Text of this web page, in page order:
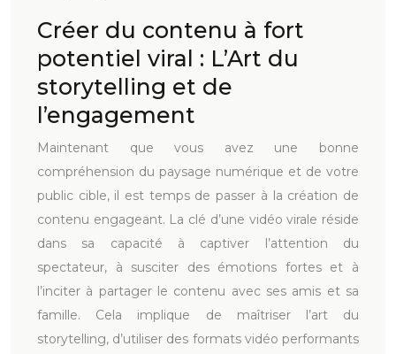
Créer du contenu à fort
potentiel viral : L’Art du
storytelling et de
l’engagement
Maintenant que vous avez une bonne
compréhension du paysage numérique et de votre
public cible, il est temps de passer à la création de
contenu engageant. La clé d’une vidéo virale réside
dans sa capacité à captiver l’attention du
spectateur, à susciter des émotions fortes et à
l’inciter à partager le contenu avec ses amis et sa
famille. Cela implique de maîtriser l’art du
storytelling, d’utiliser des formats vidéo performants